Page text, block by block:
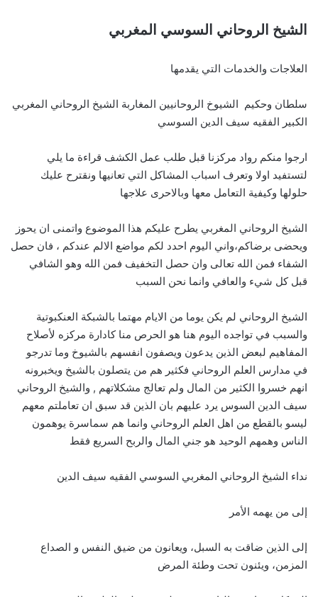
الشيخ الروحاني السوسي المغربي
العلاجات والخدمات التي يقدمها
سلطان وحكيم الشيوخ الروحانيين المغاربة الشيخ الروحاني المغربي
الكبير الفقيه سيف الدين السوسي
ارجوا منكم رواد مركزنا قبل طلب عمل الكشف قراءة ما يلي
لتستفيد اولا وتعرف اسباب المشاكل التي تعانيها ونقترح عليك
حلولها وكيفية التعامل معها وبالاحرى علاجها
الشيخ الروحاني المغربي يطرح عليكم هذا الموضوع واتمنى ان يحوز
ويحضى برضاكم،واني اليوم احدد لكم مواضع الالم عندكم ، فان حصل
الشفاء فمن الله تعالى وان حصل التخفيف فمن الله وهو الشافي
قبل كل شيء والعافي وانما نحن السبب
الشيخ الروحاني لم يكن يوما من الايام مهتما بالشبكة العنكبوتية
والسبب في تواجده اليوم هنا هو الحرص منا كادارة مركزه لأصلاح
المفاهيم لبعض الذين يدعون ويصفون انفسهم بالشيوخ وما تدرجو
في مدارس العلم الروحاني فكثير هم من يتصلون بالشيخ ويخبرونه
انهم خسروا الكثير من المال ولم تعالج مشكلاتهم , والشيخ الروحاني
سيف الدين السوس يرد عليهم بان الذين قد سبق ان تعاملتم معهم
ليسو بالقطع من اهل العلم الروحاني وانما هم سماسرة يوهمون
الناس وهمهم الوحيد هو جني المال والربح السريع فقط
نداء الشيخ الروحاني المغربي السوسي الفقيه سيف الدين
إلى من يهمه الأمر
إلى الذين ضاقت به السبل، ويعانون من ضيق النفس و الصداع
المزمن، ويئنون تحت وطئة المرض